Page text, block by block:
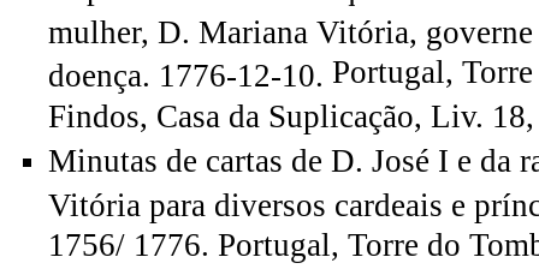
mulher, D. Mariana Vitória, governe
doença. 1776-12-10. Portugal,
Findos, Casa da Suplicação, Liv.
Minutas de cartas de D. José I e da
Vitória para diversos cardeais e
1756/ 1776. Portugal, Torre do